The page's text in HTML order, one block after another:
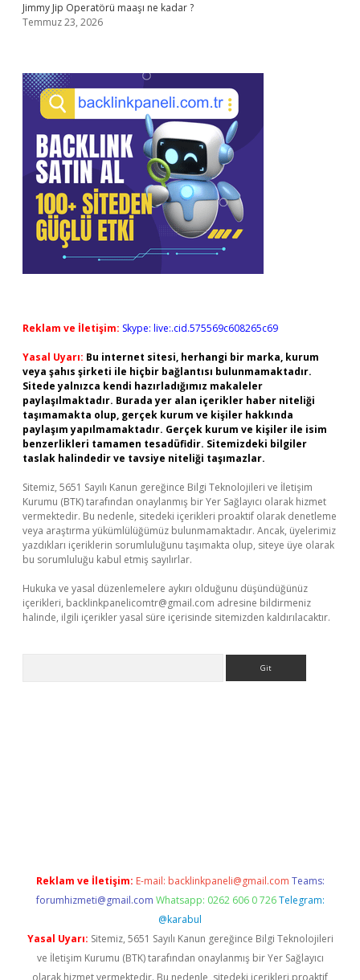
Jimmy Jip Operatörü maaşı ne kadar ?
Temmuz 23, 2026
Reklam ve İletişim: Skype: live:.cid.575569c608265c69
Yasal Uyarı: Bu internet sitesi, herhangi bir marka, kurum
veya şahıs şirketi ile hiçbir bağlantısı bulunmamaktadır.
Sitede yalnızca kendi hazırladığımız makaleler
paylaşılmaktadır. Burada yer alan içerikler haber niteliği
taşımamakta olup, gerçek kurum ve kişiler hakkında
paylaşım yapılmamaktadır. Gerçek kurum ve kişiler ile isim
benzerlikleri tamamen tesadüfidir. Sitemizdeki bilgiler
taslak halindedir ve tavsiye niteliği taşımazlar.
Sitemiz, 5651 Sayılı Kanun gereğince Bilgi Teknolojileri ve İletişim
Kurumu (BTK) tarafından onaylanmış bir Yer Sağlayıcı olarak hizmet
vermektedir. Bu nedenle, sitedeki içerikleri proaktif olarak denetleme
veya araştırma yükümlülüğümüz bulunmamaktadır. Ancak, üyelerimiz
yazdıkları içeriklerin sorumluluğunu taşımakta olup, siteye üye olarak
bu sorumluluğu kabul etmiş sayılırlar.
Hukuka ve yasal düzenlemelere aykırı olduğunu düşündüğünüz
içerikleri, backlinkpanelicomtr@gmail.com adresine bildirmeniz
halinde, ilgili içerikler yasal süre içerisinde sitemizden kaldırılacaktır.
Reklam ve İletişim: E-mail: backlinkpaneli@gmail.com Teams:
forumhizmeti@gmail.com Whatsapp: 0262 606 0 726 Telegram:
@karabul
Yasal Uyarı: Sitemiz, 5651 Sayılı Kanun gereğince Bilgi Teknolojileri
ve İletişim Kurumu (BTK) tarafından onaylanmış bir Yer Sağlayıcı
olarak hizmet vermektedir. Bu nedenle, sitedeki içerikleri proaktif